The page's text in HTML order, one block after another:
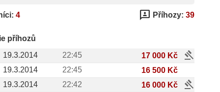
4 3p Příhozy: 39
příhozů
19.3.2014
22:45 17 000 Kč gavel
19.3.2014 22:45
16 500 Kč
19.3.2014
22:42 16 000 Kč gavel